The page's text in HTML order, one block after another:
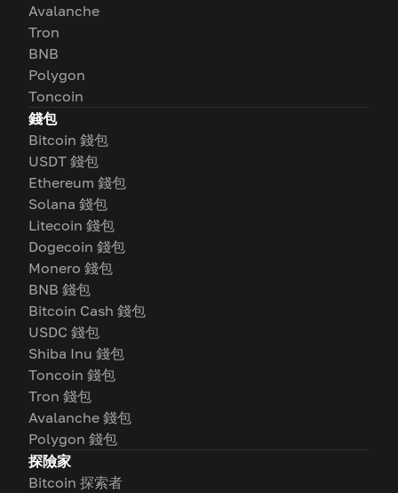
Avalanche
Tron
BNB
Polygon
Toncoin
錢包
Bitcoin 錢包
USDT 錢包
Ethereum 錢包
Solana 錢包
Litecoin 錢包
Dogecoin 錢包
Monero 錢包
BNB 錢包
Bitcoin Cash 錢包
USDC 錢包
Shiba Inu 錢包
Toncoin 錢包
Tron 錢包
Avalanche 錢包
Polygon 錢包
探險家
Bitcoin 探索者